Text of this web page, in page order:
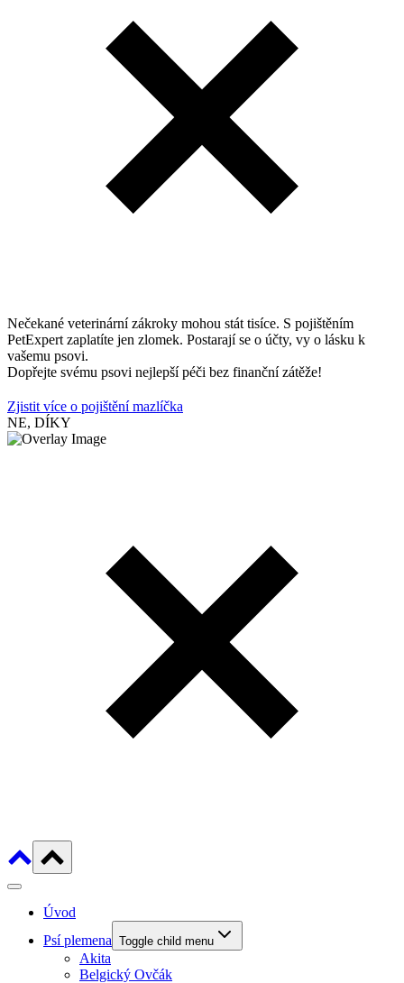
Nečekané veterinární zákroky mohou stát tisíce. S pojištěním
PetExpert zaplatíte jen zlomek. Postarají se o účty, vy o lásku k
vašemu psovi.
Dopřejte svému psovi nejlepší péči bez finanční zátěže!
Zjistit více o pojištění mazlíčka
NE, DÍKY
Úvod
Psí plemena Toggle child menu
Akita
Belgický Ovčák